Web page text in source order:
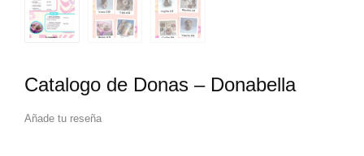
Catalogo de Donas – Donabella
Añade tu reseña